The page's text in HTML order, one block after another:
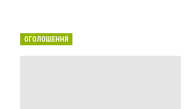
ОГОЛОШЕННЯ